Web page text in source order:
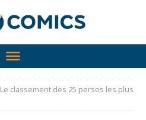
Le classement des 25 persos les plus